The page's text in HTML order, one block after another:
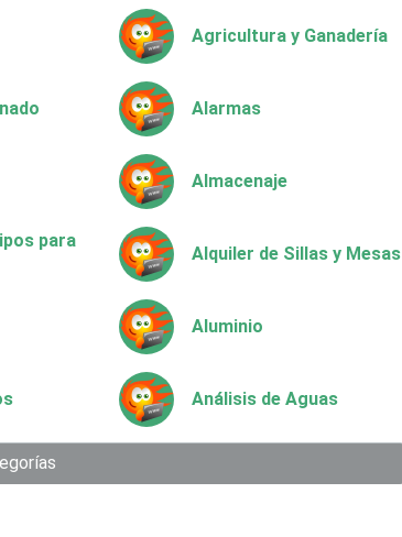
Agricultura y Ganadería
Alarmas
Almacenaje
para
Alquiler de Sillas y Mesas
Aluminio
Análisis de Aguas